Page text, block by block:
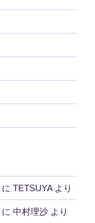
に TETSUYAより
に 中村理沙 より